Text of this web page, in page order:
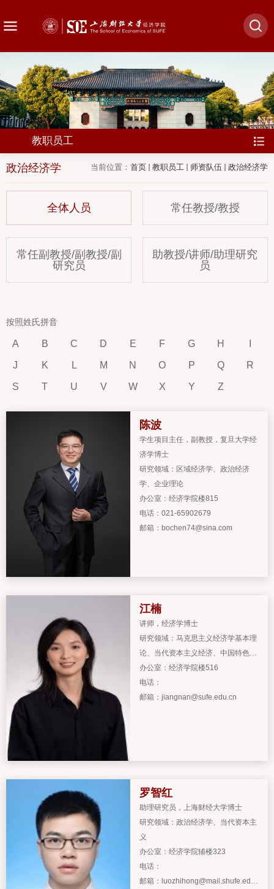
教职员工
当前位置： 首页 教职员工 师资队伍 政治经济学
政治经济学
全体人员 常任教授/教授
常任副教授/副教授/副
研究员
助教授/讲师/助理研究
员
按照姓氏拼音
A B C D E F G H
J K L M N O P Q R
S T U V W X Y Z
陈波
学生项目主任 ，副教授 ，复旦大学经
济学博士
研究领域： 区域经济学、政治经济
学、企业理论
办公室：经济学院楼815
电话：021-65902679
邮箱： bochen74@sina.com
江楠
讲师 ，经济学博士
研究领域：马克思主义经济学基本理
论、当代资本主义经济、中国特色社
会主义政治经济学
办公室：经济学院楼516
电话：
邮箱：jiangnan@sufe.edu.cn
罗智红
助理研究员 ，上海财经大学博士
研究领域：政治经济学、当代资本主
义
办公室：经济学院辅楼323
电话：
邮箱： luozhihong@mail.shufe.edu.